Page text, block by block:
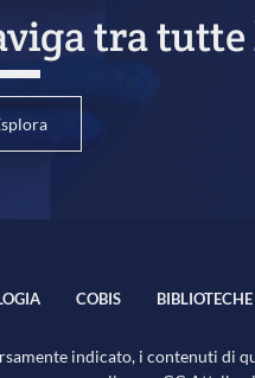
tra tutte
COBIS BIBLIOTECHE
indicato, i contenuti di